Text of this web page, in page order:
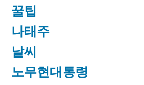
꿀팁
나태주
날씨
노무현대통령